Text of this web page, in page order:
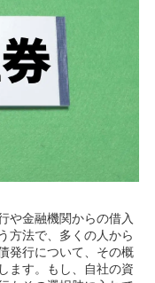
や金融機関からの借入
方法で、多くの人から
発行について、その概
ます。もし、自社の資